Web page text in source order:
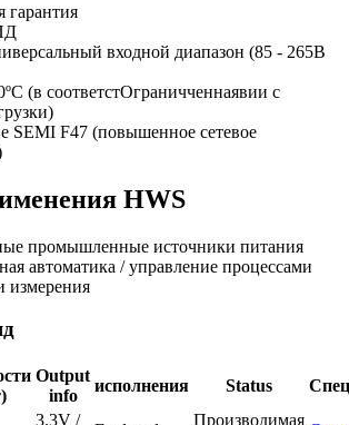
гарантия
входной диапазон (85 - 265В
(в соответстОграничченнаявии с
SEMI F47 (повышенное сетевое
HWS
промышленные источники питания
автоматика / управление процессами
измерения
Output
info
исполнения Status
3.3V /
Производимая